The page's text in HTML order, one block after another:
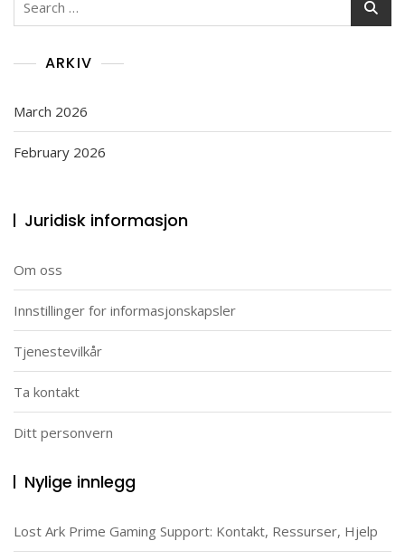
ARKIV
March 2026
February 2026
Juridisk informasjon
Om oss
Innstillinger for informasjonskapsler
Tjenestevilkår
Ta kontakt
Ditt personvern
Nylige innlegg
Lost Ark Prime Gaming Support: Kontakt, Ressurser, Hjelp